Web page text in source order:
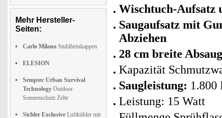
Mehr Hersteller-
Seiten:
Carlo Milano Stuhlbeinkappen
ELESION
Semptec Urban Survival
Technology Outdoor
Sonnenschutz Zelte
Sichler Exclusive Luftkühler mit
Wischtuch-Aufsatz
Saugaufsatz mit
Abziehen
28 cm breite
Kapazität
Saugleistung: 1.800
Leistung: 15 Watt